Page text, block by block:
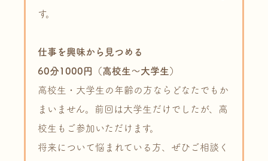
す。
仕事を興味から見つめる
60分1000円（高校生～大学生）
高校生・大学生の年齢の方ならどなたでもか
まいません。前回は大学生だけでしたが、高
校生もご参加いただけます。
将来について悩まれている方、ぜひご相談く